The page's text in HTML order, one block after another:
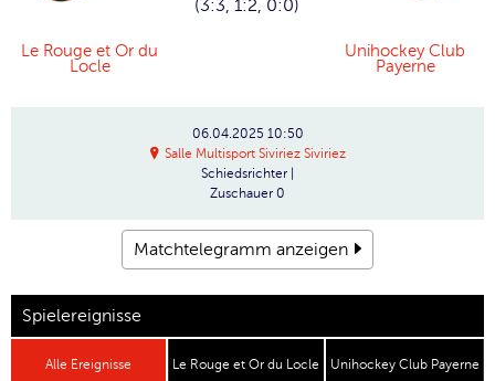
Le Rouge et Or du
Locle
(3:3, 1:2, 0:0)
Unihockey Club
Payerne
06.04.2025 10:50
Salle Multisport Siviriez Siviriez
Schiedsrichter
Zuschauer 0
Matchtelegramm anzeigen
Spielereignisse
Alle Ereignisse Le Rouge et Or du Locle Unihockey Club Payerne